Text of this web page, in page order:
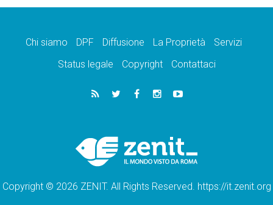
Chi siamo DPF Diffusione La Proprietà
Servizi
Status legale
Copyright Contattaci
Copyright © 2026 ZENIT. All Rights Reserved. https://it.zenit.org